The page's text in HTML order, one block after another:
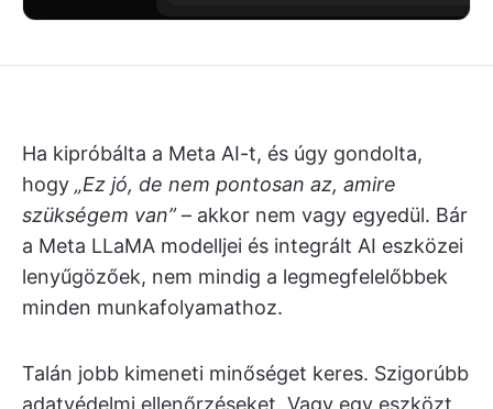
Ha kipróbálta a Meta AI-t, és úgy gondolta,
hogy „Ez jó, de nem pontosan az, amire
szükségem van”– akkor nem vagy egyedül. Bár
a Meta LLaMA modelljei és integrált AI eszközei
lenyűgözőek, nem mindig a legmegfelelőbbek
minden munkafolyamathoz.
Talán jobb kimeneti minőséget keres. Szigorúbb
adatvédelmi ellenőrzéseket. Vagy egy eszközt,